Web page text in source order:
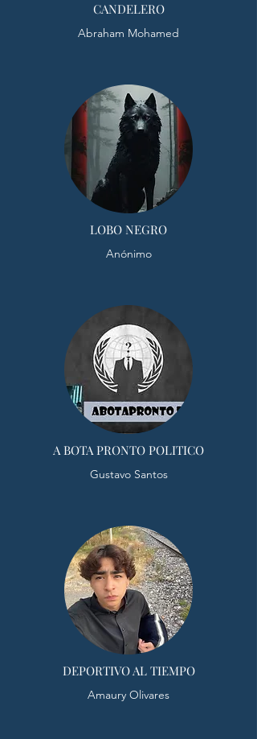
CANDELERO
Abraham Mohamed
LOBO NEGRO
Anónimo
A BOTA PRONTO POLITICO
Gustavo Santos
DEPORTIVO AL TIEMPO
Amaury Olivares